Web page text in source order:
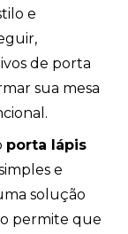
e
de porta
sua mesa
porta lápis
e
solução
permite que